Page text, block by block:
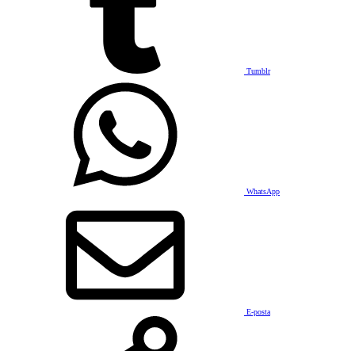
Tumblr
WhatsApp
E-posta